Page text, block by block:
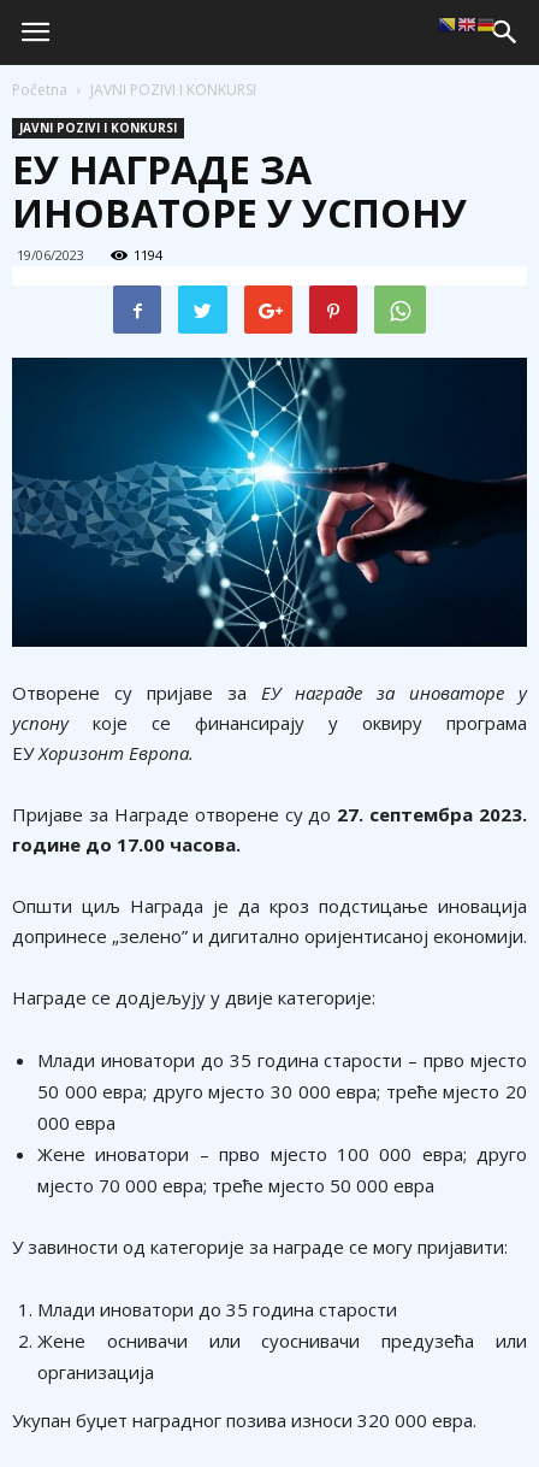
Početna JAVNI POZIVI I KONKURSI
JAVNI POZIVI I KONKURSI
ЕУ НАГРАДЕ ЗА
ИНОВАТОРЕ У УСПОНУ
19/06/2023 1194
Отворене су пријаве за ЕУ награде за иноваторе у
успонукоје се финансирају у оквиру програма
ЕУХоризонт Европа.
Пријаве за Награде отворене су до 27. септембра 2023.
године до 17.00 часова.
Општи циљ Награда је да кроз подстицање иновација
допринесе „зелено” и дигитално оријентисаној економији.
Награде се додјељују у двије категорије:
Млади иноватори до 35 година старости – прво мјесто
50 000 евра; друго мјесто 30 000 евра; треће мјесто 20
000 евра
Жене иноватори – прво мјесто 100 000 евра; друго
мјесто 70 000 евра; треће мјесто 50 000 евра
У завиности од категорије за награде се могу пријавити:
Млади иноватори до 35 година старости
Жене оснивачи или суоснивачи предузећа или
организација
Укупан буџет наградног позива износи 320 000 евра.